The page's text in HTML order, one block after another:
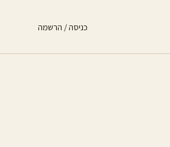
כניסה / הרשמה